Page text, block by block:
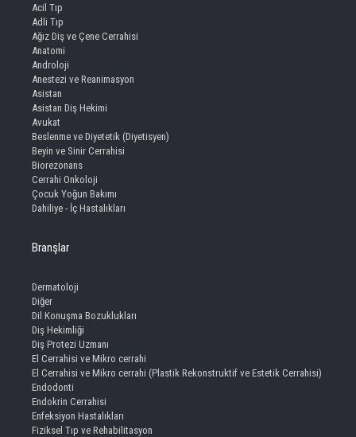
Acil Tıp
Adli Tıp
Ağız Diş ve Çene Cerrahisi
Anatomi
Androloji
Anestezi ve Reanimasyon
Asistan
Asistan Diş Hekimi
Avukat
Beslenme ve Diyetetik (Diyetisyen)
Beyin ve Sinir Cerrahisi
Biorezonans
Cerrahi Onkoloji
Çocuk Yoğun Bakımı
Dahiliye - İç Hastalıkları
Branşlar
Dermatoloji
Diğer
Dil Konuşma Bozuklukları
Diş Hekimliği
Diş Protezi Uzmanı
El Cerrahisi ve Mikro cerrahi
El Cerrahisi ve Mikro cerrahi (Plastik Rekonstruktif ve Estetik Cerrahisi)
Endodonti
Endokrin Cerrahisi
Enfeksiyon Hastalıkları
Fiziksel Tıp ve Rehabilitasyon